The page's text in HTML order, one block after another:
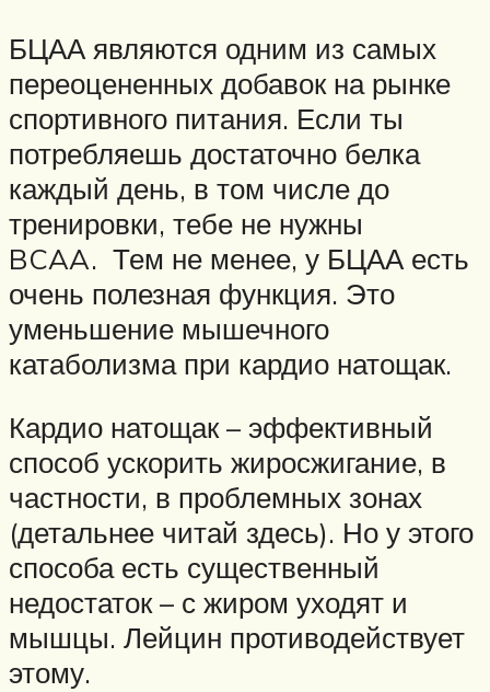
БЦАА являются одним из самых
переоцененных добавок на рынке
спортивного питания. Если ты
потребляешь достаточно белка
каждый день, в том числе до
тренировки, тебе не нужны
BCAA. Тем не менее, у БЦАА есть
очень полезная функция. Это
уменьшение мышечного
катаболизма при кардио натощак.
Кардио натощак – эффективный
способ ускорить жиросжигание, в
частности, в проблемных зонах
(детальнее читай здесь). Но у этого
способа есть существенный
недостаток – с жиром уходят и
мышцы. Лейцин противодействует
этому.